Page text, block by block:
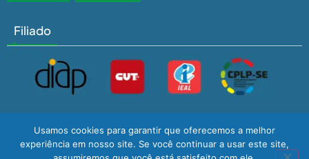
Filiado
Usamos cookies para garantir que oferecemos a melhor
experiência em nosso site. Se você continuar a usar este site,